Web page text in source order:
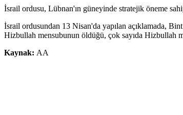
İsrail ordusu, Lübnan'ın güneyinde stratejik öneme
İsrail ordusundan 13 Nisan'da yapılan açıklamada, Bint
Hizbullah mensubunun öldüğü, çok sayıda Hizbullah
Kaynak: AA